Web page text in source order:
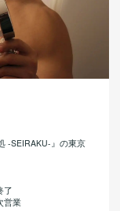
-SEIRAKU-』の東京
了
営業